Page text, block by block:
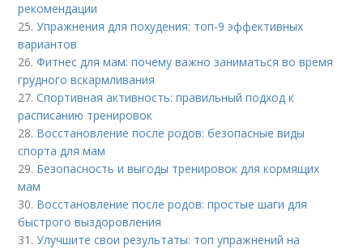
рекомендации
25.Упражнения для похудения: топ-9 эффективных
вариантов
26.Фитнес для мам: почему важно заниматься во время
грудного вскармливания
27.Спортивная активность: правильный подход к
расписанию тренировок
28. Восстановление после родов: безопасные виды
спорта для мам
29. Безопасность и выгоды тренировок для кормящих
мам
30. Восстановление после родов: простые шаги для
быстрого выздоровления
31.Улучшите свои результаты: топ упражнений на